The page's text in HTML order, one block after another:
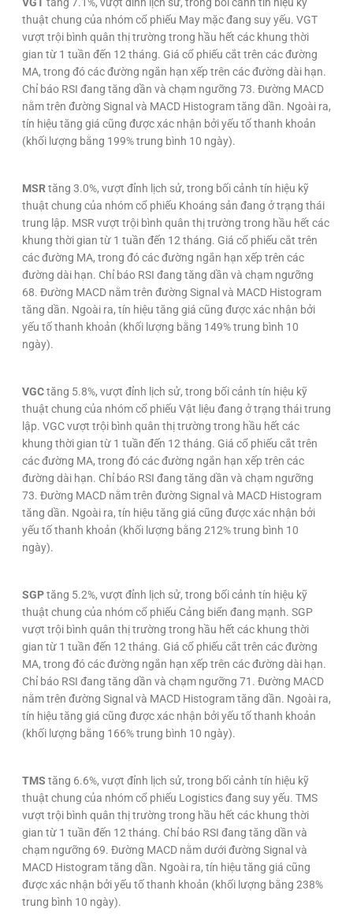
thuật chung của nhóm cổ phiếu May mặc đang suy yếu. VGT
vượt trội bình quân thị trường trong hầu hết các khung thời
gian từ 1 tuần đến 12 tháng. Giá cổ phiếu cắt trên các đường
MA, trong đó các đường ngắn hạn xếp trên các đường dài hạn.
Chỉ báo RSI đang tăng dần và chạm ngưỡng 73. Đường MACD
nằm trên đường Signal và MACD Histogram tăng dần. Ngoài ra,
tín hiệu tăng giá cũng được xác nhận bởi yếu tố thanh khoản
(khối lượng bằng 199% trung bình 10 ngày).
MSRtăng 3.0%, vượt đỉnh lịch sử, trong bối cảnh tín hiệu kỹ
thuật chung của nhóm cổ phiếu Khoáng sản đang ở trạng thái
trung lập. MSR vượt trội bình quân thị trường trong hầu hết các
khung thời gian từ 1 tuần đến 12 tháng. Giá cổ phiếu cắt trên
các đường MA, trong đó các đường ngắn hạn xếp trên các
đường dài hạn. Chỉ báo RSI đang tăng dần và chạm ngưỡng
68. Đường MACD nằm trên đường Signal và MACD Histogram
tăng dần. Ngoài ra, tín hiệu tăng giá cũng được xác nhận bởi
yếu tố thanh khoản (khối lượng bằng 149% trung bình 10
ngày).
VGCtăng 5.8%, vượt đỉnh lịch sử, trong bối cảnh tín hiệu kỹ
thuật chung của nhóm cổ phiếu Vật liệu đang ở trạng thái trung
lập. VGC vượt trội bình quân thị trường trong hầu hết các
khung thời gian từ 1 tuần đến 12 tháng. Giá cổ phiếu cắt trên
các đường MA, trong đó các đường ngắn hạn xếp trên các
đường dài hạn. Chỉ báo RSI đang tăng dần và chạm ngưỡng
73. Đường MACD nằm trên đường Signal và MACD Histogram
tăng dần. Ngoài ra, tín hiệu tăng giá cũng được xác nhận bởi
yếu tố thanh khoản (khối lượng bằng 212% trung bình 10
ngày).
SGPtăng 5.2%, vượt đỉnh lịch sử, trong bối cảnh tín hiệu kỹ
thuật chung của nhóm cổ phiếu Cảng biển đang mạnh. SGP
vượt trội bình quân thị trường trong hầu hết các khung thời
gian từ 1 tuần đến 12 tháng. Giá cổ phiếu cắt trên các đường
MA, trong đó các đường ngắn hạn xếp trên các đường dài hạn.
Chỉ báo RSI đang tăng dần và chạm ngưỡng 71. Đường MACD
nằm trên đường Signal và MACD Histogram tăng dần. Ngoài ra,
tín hiệu tăng giá cũng được xác nhận bởi yếu tố thanh khoản
(khối lượng bằng 166% trung bình 10 ngày).
TMS tăng 6.6%, vượt đỉnh lịch sử, trong bối cảnh tín hiệu kỹ
thuật chung của nhóm cổ phiếu Logistics đang suy yếu. TMS
vượt trội bình quân thị trường trong hầu hết các khung thời
gian từ 1 tuần đến 12 tháng. Chỉ báo RSI đang tăng dần và
chạm ngưỡng 69. Đường MACD nằm dưới đường Signal và
MACD Histogram tăng dần. Ngoài ra, tín hiệu tăng giá cũng
được xác nhận bởi yếu tố thanh khoản (khối lượng bằng 238%
trung bình 10 ngày).